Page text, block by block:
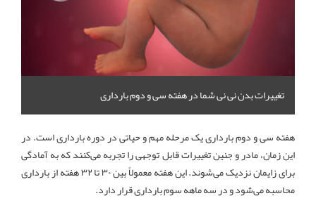
تغییرات بدن نی نی شما در هفته سی و دوم بارداری
هفته سی و دوم بارداری یک مرحله مهم و حیاتی در دوره بارداری است. در
این زمان، مادر و جنین تغییرات قابل توجهی را تجربه می‌کنند که به آمادگی
برای زایمان نزدیک می‌شوند. این هفته معمولاً بین ۳۰ تا ۳۲ هفته از بارداری
محاسبه می‌شود و در سه ماهه سوم بارداری قرار دارد.